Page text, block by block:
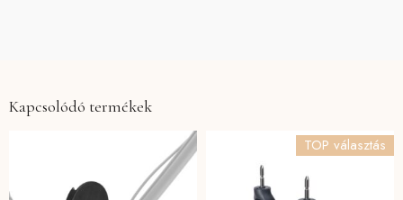
Kapcsolódó termékek
TOP választás